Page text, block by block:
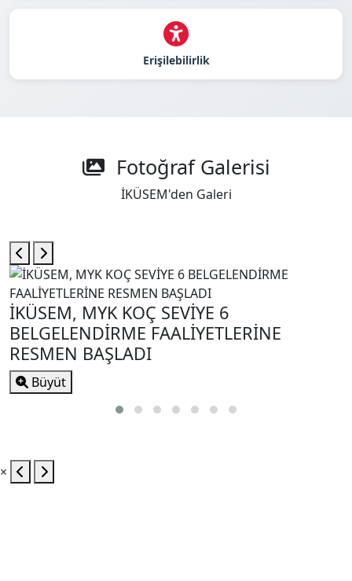
Erişilebilirlik
Fotoğraf Galerisi
İKÜSEM'den Galeri
İKÜSEM, MYK KOÇ SEVİYE 6
BELGELENDİRME FAALİYETLERİNE
RESMEN BAŞLADI
Büyüt
×